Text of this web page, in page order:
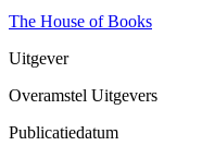
The House of Books
Uitgever
Overamstel Uitgevers
Publicatiedatum